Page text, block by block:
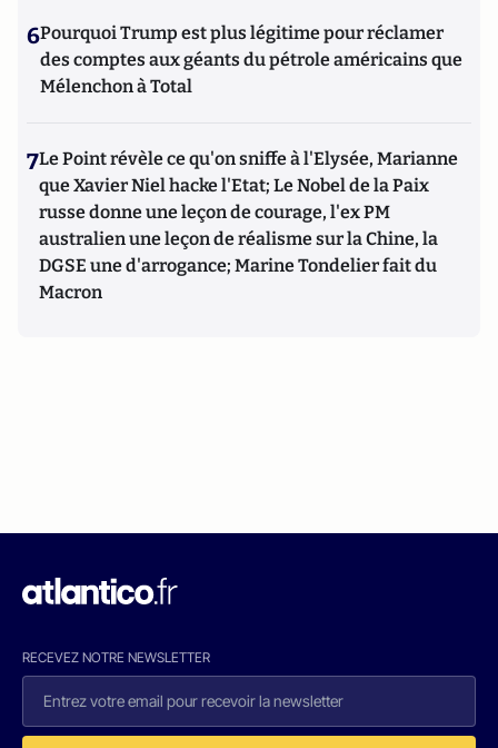
6Pourquoi Trump est plus légitime pour réclamer
des comptes aux géants du pétrole américains que
Mélenchon à Total
7Le Point révèle ce qu'on sniffe à l'Elysée, Marianne
que Xavier Niel hacke l'Etat; Le Nobel de la Paix
russe donne une leçon de courage, l'ex PM
australien une leçon de réalisme sur la Chine, la
DGSE une d'arrogance; Marine Tondelier fait du
Macron
RECEVEZ NOTRE NEWSLETTER